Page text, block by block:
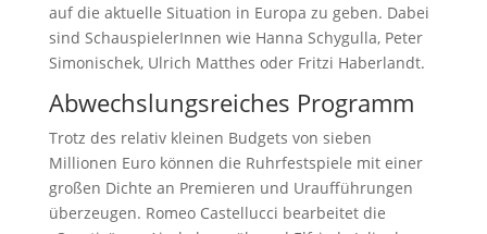
auf die aktuelle Situation in Europa zu geben. Dabei
sind SchauspielerInnen wie Hanna Schygulla, Peter
Simonischek, Ulrich Matthes oder Fritzi Haberlandt.
Abwechslungsreiches Programm
Trotz des relativ kleinen Budgets von sieben
Millionen Euro können die Ruhrfest­spiele mit einer
großen Dichte an Premieren und Uraufführungen
überzeugen. Romeo Castellucci bearbeitet die